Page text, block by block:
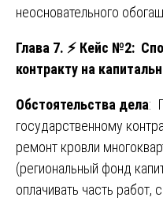
неосновательного
Глава 7. ⚡ Кейс №2:
контракту на
Обстоятельства дела:
государственному
ремонт кровли
(региональный фонд
оплачивать часть